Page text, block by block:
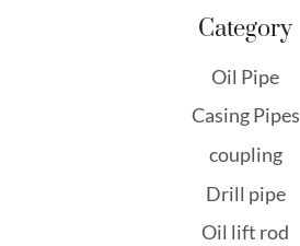
Category
Oil Pipe
Casing Pipes
coupling
Drill pipe
Oil lift rod